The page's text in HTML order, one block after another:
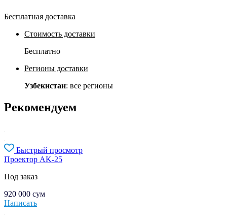
Бесплатная доставка
Стоимость доставки
Бесплатно
Регионы доставки
Узбекистан: все регионы
Рекомендуем
Быстрый просмотр
Проектор AK-25
Под заказ
920 000 сум
Написать